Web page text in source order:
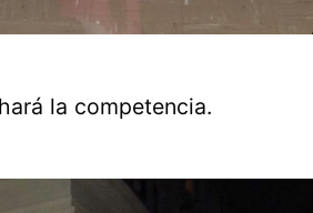
la competencia.